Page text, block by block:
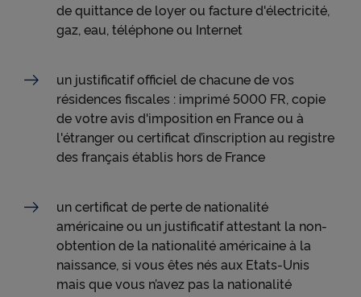
de quittance de loyer ou facture d'électricité,
gaz, eau, téléphone ou Internet
un justificatif officiel de chacune de vos
résidences fiscales : imprimé 5000 FR, copie
de votre avis d'imposition en France ou à
l'étranger ou certificat d’inscription au registre
des français établis hors de France
un certificat de perte de nationalité
américaine ou un justificatif attestant la non-
obtention de la nationalité américaine à la
naissance, si vous êtes nés aux Etats-Unis
mais que vous n’avez pas la nationalité